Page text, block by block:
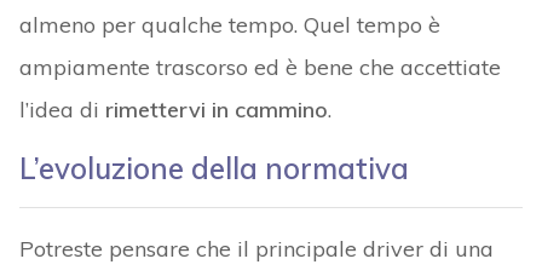
almeno per qualche tempo. Quel tempo è
ampiamente trascorso ed è bene che accettiate
l’idea di rimettervi in cammino.
L’evoluzione della normativa
Potreste pensare che il principale driver di una